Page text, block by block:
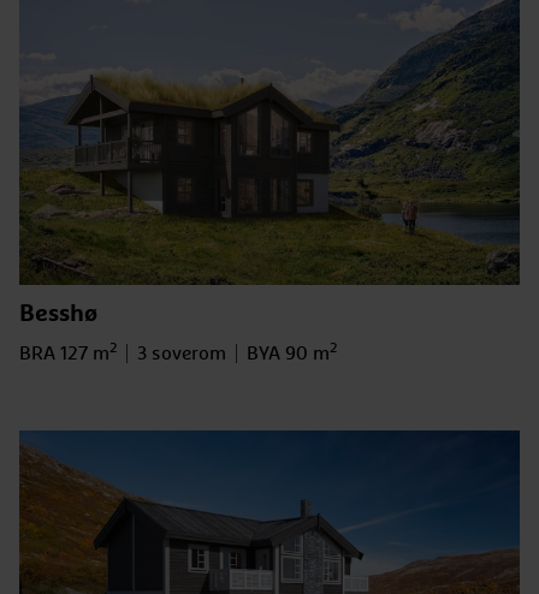
Besshø
Bruksareal
BRA 127 m2 Antall soverom
3 soverom BYA
BYA 90 m2